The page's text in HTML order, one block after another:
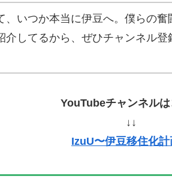
、いつか本当に伊豆へ。僕らの奮
介してるから、ぜひチャンネル登
YouTubeチャンネルは
↓↓
IzuU〜伊豆移住化計